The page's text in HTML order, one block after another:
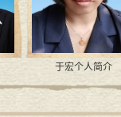
于宏个人简介